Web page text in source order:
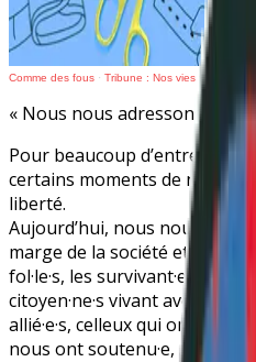
Comme des fous · Tribune : Nos vies valent
« Nous nous adressons à
Pour beaucoup d’entre
certains moments de notre
liberté.
Aujourd’hui, nous nous
marge de la société et du
fol·le·s, les survivant·e·s, les
citoyen·ne·s vivant avec un
allié·e·s, celleux qui ont
nous ont soutenu·e, …